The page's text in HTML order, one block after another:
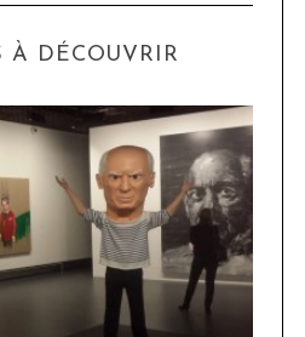
À DÉCOUVRIR